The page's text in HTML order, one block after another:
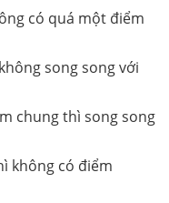
có quá một điểm
song song với
chung thì song song
không có điểm